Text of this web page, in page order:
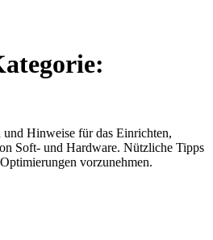
Hinweise für das Einrichten,
Soft- und Hardware. Nützliche Tipps
vorzunehmen.